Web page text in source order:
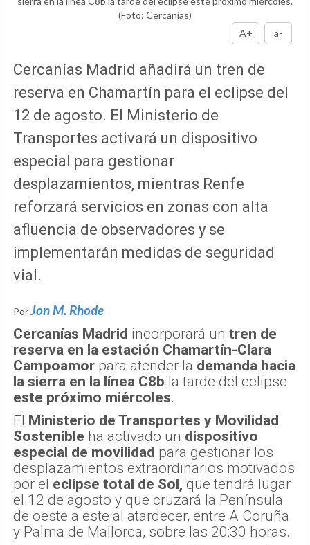
(Foto: Cercanias)
A+
a-
Cercanías Madrid añadirá un tren de
reserva en Chamartín para el eclipse del
12 de agosto. El Ministerio de
Transportes activará un dispositivo
especial para gestionar
desplazamientos, mientras Renfe
reforzará servicios en zonas con alta
afluencia de observadores y se
implementarán medidas de seguridad
vial.
PorJon M. Rhode
Cercanías Madrid incorporará un tren de
reserva en la estación Chamartín-Clara
Campoamor para atender la demanda hacia
la sierra en la línea C8b la tarde del eclipse
este próximo miércoles.
El Ministerio de Transportes y Movilidad
Sostenible ha activado un dispositivo
especial de movilidad para gestionar los
desplazamientos extraordinarios motivados
por el eclipse total de Sol, que tendrá lugar
el 12 de agosto y que cruzará la Península
de oeste a este al atardecer, entre A Coruña
y Palma de Mallorca, sobre las 20:30 horas.